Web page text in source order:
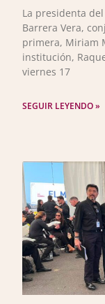
La presidenta
Barrera Vera,
primera, Miriam
institución,
viernes 17
SEGUIR LEYENDO »